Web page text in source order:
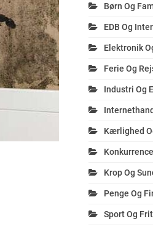
Børn Og
EDB Og
Elektronik
Ferie Og
Industri Og
Kærlighed
Krop Og
Penge Og
Sport Og